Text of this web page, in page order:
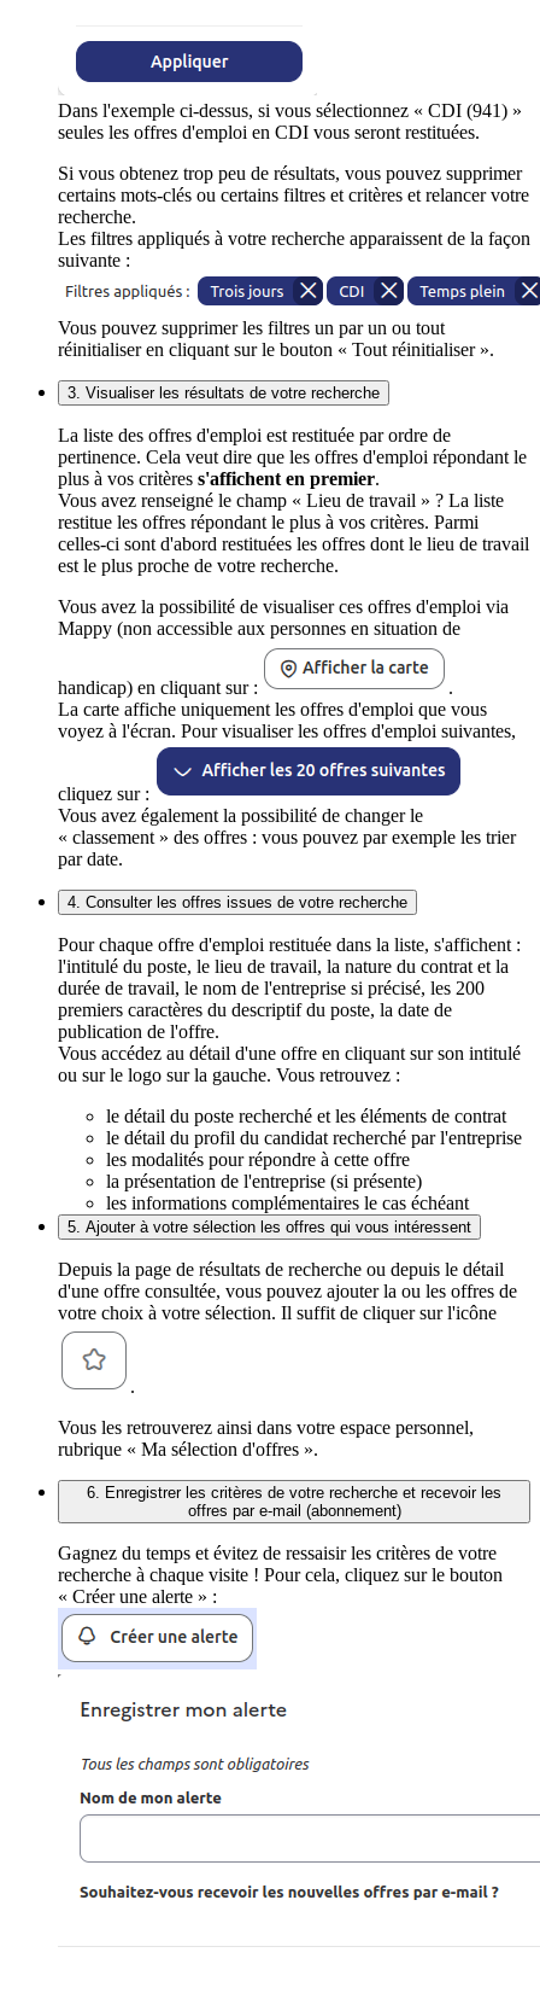
Dans l'exemple ci-dessus, si vous sélectionnez « CDI (941) »
seules les offres d'emploi en CDI vous seront restituées.
Si vous obtenez trop peu de résultats, vous pouvez supprimer
certains mots-clés ou certains filtres et critères et relancer votre
recherche.
Les filtres appliqués à votre recherche apparaissent de la façon
suivante :
Vous pouvez supprimer les filtres un par un ou tout
réinitialiser en cliquant sur le bouton « Tout réinitialiser ».
3. Visualiser les résultats de votre recherche
La liste des offres d'emploi est restituée par ordre de
pertinence. Cela veut dire que les offres d'emploi répondant le
plus à vos critères s'affichent en premier.
Vous avez renseigné le champ « Lieu de travail » ? La liste
restitue les offres répondant le plus à vos critères. Parmi
celles-ci sont d'abord restituées les offres dont le lieu de travail
est le plus proche de votre recherche.
Vous avez la possibilité de visualiser ces offres d'emploi via
Mappy (non accessible aux personnes en situation de
handicap) en cliquant sur :
.
La carte affiche uniquement les offres d'emploi que vous
voyez à l'écran. Pour visualiser les offres d'emploi suivantes,
cliquez sur :
Vous avez également la possibilité de changer le
« classement » des offres : vous pouvez par exemple les trier
par date.
4. Consulter les offres issues de votre recherche
Pour chaque offre d'emploi restituée dans la liste, s'affichent :
l'intitulé du poste, le lieu de travail, la nature du contrat et la
durée de travail, le nom de l'entreprise si précisé, les 200
premiers caractères du descriptif du poste, la date de
publication de l'offre.
Vous accédez au détail d'une offre en cliquant sur son intitulé
ou sur le logo sur la gauche. Vous retrouvez :
le détail du poste recherché et les éléments de contrat
le détail du profil du candidat recherché par l'entreprise
les modalités pour répondre à cette offre
la présentation de l'entreprise (si présente)
les informations complémentaires le cas échéant
5. Ajouter à votre sélection les offres qui vous intéressent
Depuis la page de résultats de recherche ou depuis le détail
d'une offre consultée, vous pouvez ajouter la ou les offres de
votre choix à votre sélection. Il suffit de cliquer sur l'icône
.
Vous les retrouverez ainsi dans votre espace personnel,
rubrique « Ma sélection d'offres ».
6. Enregistrer les critères de votre recherche et recevoir les
offres par e-mail (abonnement)
Gagnez du temps et évitez de ressaisir les critères de votre
recherche à chaque visite ! Pour cela, cliquez sur le bouton
« Créer une alerte » :